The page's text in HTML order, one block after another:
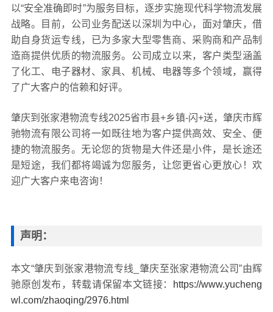
以“安全准确即时”为服务目标，逐步实施现代科学物流发展
战略。目前，公司业务配送以深圳为中心，面对肇庆，借
助自身货运专线，已为多家大型零售商、采购商和产品制
造商提供优质的物流服务。公司成立以来，客户类型涵盖
了化工、电子器材、家具、机械、电器等多个领域，赢得
了广大客户的信赖和好评。
肇庆到张家港物流专线2025省市县+乡镇-闪+送，肇庆市辉
驰物流有限公司将一如既往地为客户提供高效、安全、便
捷的物流服务。无论您的货物是大件还是小件，是长途还
是短途，我们都将竭诚为您服务，让您更省心更放心！欢
迎广大客户来电咨询！
声明：
本文“肇庆到张家港物流专线_肇庆至张家港物流公司”由辉
驰原创发布，转载请保留本文链接：
https://www.yucheng
wl.com/zhaoqing/2976.html